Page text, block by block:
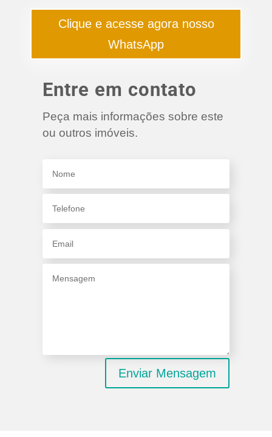
Clique e acesse agora nosso
WhatsApp
Entre em contato
Peça mais informações sobre este
ou outros imóveis.
Enviar Mensagem